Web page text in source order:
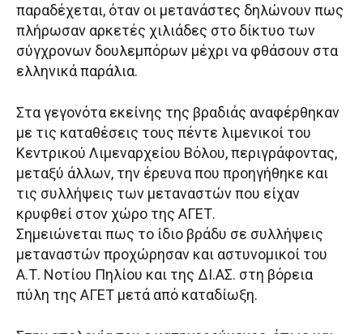
παραδέχεται, όταν οι μετανάστες δηλώνουν πως
πλήρωσαν αρκετές χιλιάδες στο δίκτυο των
σύγχρονων δουλεμπόρων μέχρι να φθάσουν στα
ελληνικά παράλια.
Στα γεγονότα εκείνης της βραδιάς αναφέρθηκαν
με τις καταθέσεις τους πέντε λιμενικοί του
Κεντρικού Λιμεναρχείου Βόλου, περιγράφοντας,
μεταξύ άλλων, την έρευνα που προηγήθηκε και
τις συλλήψεις των μεταναστών που είχαν
κρυφθεί στον χώρο της ΑΓΕΤ.
Σημειώνεται πως το ίδιο βράδυ σε συλλήψεις
μεταναστών προχώρησαν και αστυνομικοί του
Α.Τ. Νοτίου Πηλίου και της ΔΙ.ΑΣ. στη βόρεια
πύλη της ΑΓΕΤ μετά από καταδίωξη.